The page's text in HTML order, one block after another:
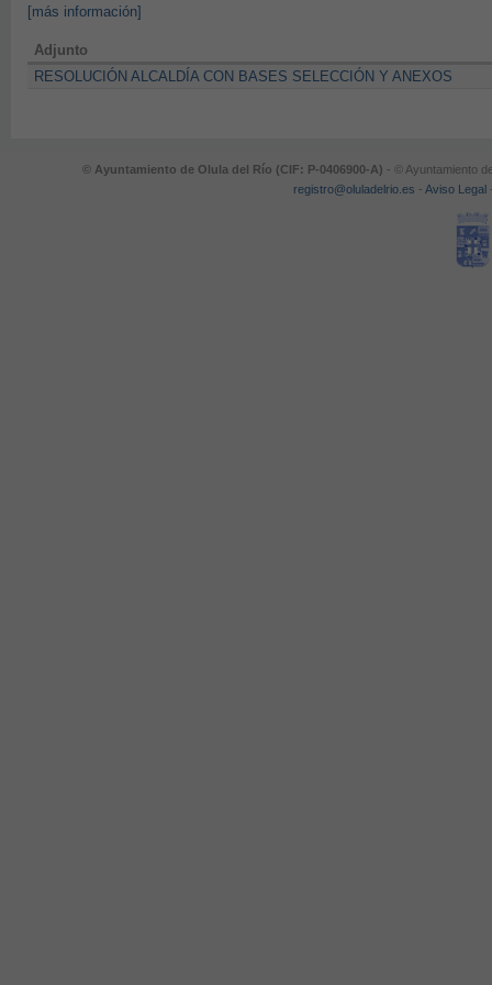
[más información]
Adjunto
RESOLUCIÓN ALCALDÍA CON BASES SELECCIÓN Y ANEXOS
© Ayuntamiento de Olula del Río (CIF: P-0406900-A) - © Ayuntamiento
registro@oluladelrio.es - Aviso Legal